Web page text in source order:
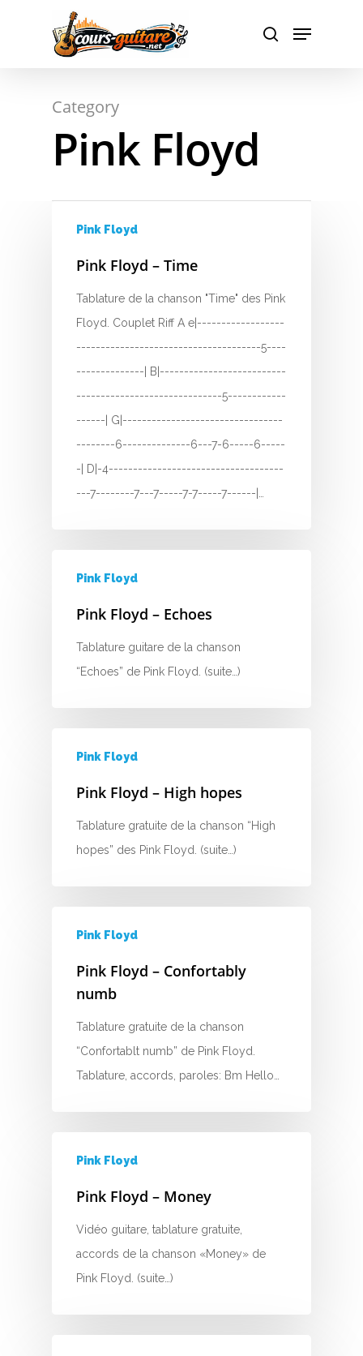
Category
Pink Floyd
Pink Floyd
Pink Floyd – Time
Tablature de la chanson "Time" des Pink
Floyd. Couplet Riff A e|------------------
--------------------------------------5----
--------------| B|--------------------------
------------------------------5------------
------| G|---------------------------------
--------6--------------6---7-6-----6-----
-| D|-4------------------------------------
---7--------7---7-----7-7-----7------|…
Pink Floyd
Pink Floyd – Echoes
Tablature guitare de la chanson
“Echoes” de Pink Floyd. (suite…)
Pink Floyd
Pink Floyd – High hopes
Tablature gratuite de la chanson “High
hopes” des Pink Floyd. (suite…)
Pink Floyd
Pink Floyd – Confortably
numb
Tablature gratuite de la chanson
“Confortablt numb” de Pink Floyd.
Tablature, accords, paroles: Bm Hello…
Pink Floyd
Pink Floyd – Money
Vidéo guitare, tablature gratuite,
accords de la chanson «Money» de
Pink Floyd. (suite…)
A
E
H
K
M